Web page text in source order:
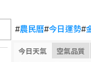
#農民曆#今日運勢#
今日天氣 空氣品質